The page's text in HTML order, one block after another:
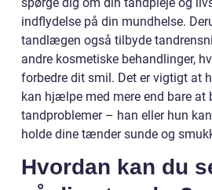
indflydelse på din mundhelse.
tandlægen også tilbyde
andre kosmetiske behandlinger,
forbedre dit smil. Det er vigtigt at
kan hjælpe med mere end bare at
tandproblemer – han eller hun
holde dine tænder sunde og
Hvordan kan du